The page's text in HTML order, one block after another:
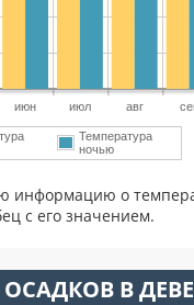
июн июл авг
Температура
ночью
информацию о
с его значением.
В